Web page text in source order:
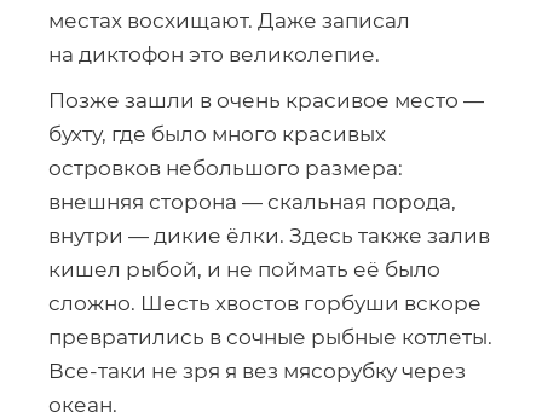
местах восхищают. Даже записал
на диктофон это великолепие.
Позже зашли в очень красивое место —
бухту, где было много красивых
островков небольшого размера:
внешняя сторона — скальная порода,
внутри — дикие ёлки. Здесь также залив
кишел рыбой, и не поймать её было
сложно. Шесть хвостов горбуши вскоре
превратились в сочные рыбные котлеты.
Все-таки не зря я вез мясорубку через
океан.